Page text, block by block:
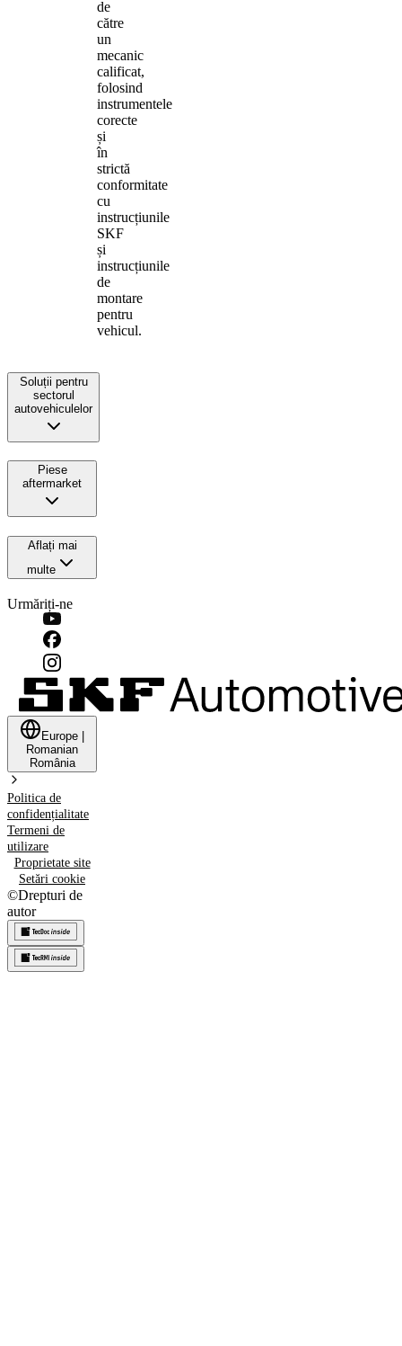
de
către
un
mecanic
calificat,
folosind
instrumentele
corecte
și
în
strictă
conformitate
cu
instrucțiunile
SKF
și
instrucțiunile
de
montare
pentru
vehicul.
Soluții pentru
sectorul
autovehiculelor
Piese
aftermarket
Aflați mai
multe
Urmăriți-ne
Europe
Romanian
România
Politica de
confidențialitate
Termeni de
utilizare
Proprietate site
Setări cookie
©Drepturi de
autor